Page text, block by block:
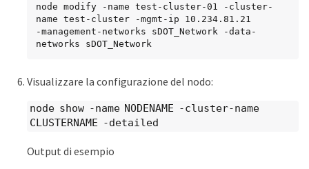
node modify -name test-cluster-01 -cluster-
name test-cluster -mgmt-ip 10.234.81.21
-management-networks sDOT_Network -data-
networks sDOT_Network
Visualizzare la configurazione del nodo:
node show -name NODENAME -cluster-name
CLUSTERNAME -detailed
Output di esempio